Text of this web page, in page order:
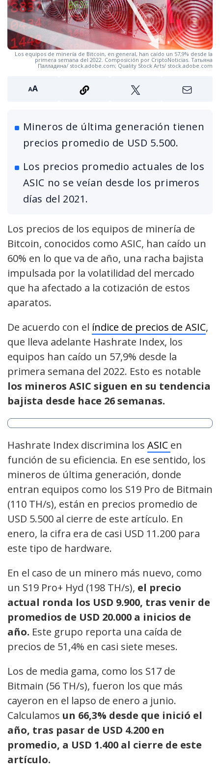
Los equipos de minería de Bitcoin, en general, han caído un 57,9% desde la
primera semana del 2022. Composición por CriptoNoticias. Татьяна
Палладина/ stock.adobe.com; Quality Stock Arts/ stock.adobe.com
Mineros de última generación tienen
precios promedio de USD 5.500.
Los precios promedio actuales de los
ASIC no se veían desde los primeros
días del 2021.
Los precios de los equipos de minería de
Bitcoin, conocidos como ASIC, han caído un
60% en lo que va de año, una racha bajista
impulsada por la volatilidad del mercado
que ha afectado a la cotización de estos
aparatos.
De acuerdo con el índice de precios de ASIC,
que lleva adelante Hashrate Index, los
equipos han caído un 57,9% desde la
primera semana del 2022. Esto es notable
los mineros ASIC siguen en su tendencia
bajista desde hace 26 semanas.
Hashrate Index discrimina los ASIC en
función de su eficiencia. En ese sentido, los
mineros de última generación, donde
entran equipos como los S19 Pro de Bitmain
(110 TH/s), están en precios promedio de
USD 5.500 al cierre de este artículo. En
enero, la cifra era de casi USD 11.200 para
este tipo de hardware.
En el caso de un minero más nuevo, como
un S19 Pro+ Hyd (198 TH/s), el precio
actual ronda los USD 9.900, tras venir de
promedios de USD 20.000 a inicios de
año. Este grupo reporta una caída de
precios de 51,4% en casi siete meses.
Los de media gama, como los S17 de
Bitmain (56 TH/s), fueron los que más
cayeron en el lapso de enero a junio.
Calculamos un 66,3% desde que inició el
año, tras pasar de USD 4.200 en
promedio, a USD 1.400 al cierre de este
artículo.